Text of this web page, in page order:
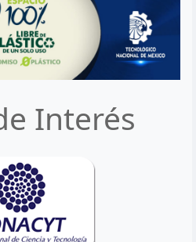
Interés